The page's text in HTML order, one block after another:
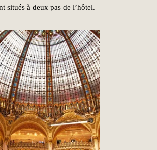
situés à deux pas de l’hôtel.